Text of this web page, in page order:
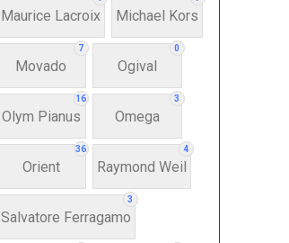
Maurice Lacroix Michael Kors
7
Movado
0
Ogival
16
Olym Pianus
3
Omega
36
Orient
4
Raymond Weil
3
Salvatore Ferragamo